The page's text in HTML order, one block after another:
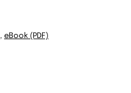
, eBook (PDF)